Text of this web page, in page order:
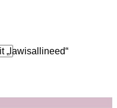
„lawisallineed“